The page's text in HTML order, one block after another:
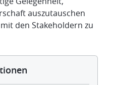
auszutauschen
den Stakeholdern zu